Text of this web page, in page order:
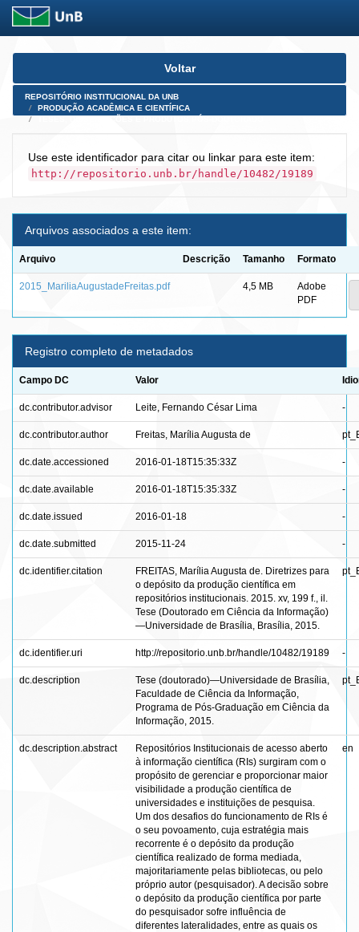
Skip
Voltar
REPOSITÓRIO INSTITUCIONAL DA UNB
PRODUÇÃO ACADÊMICA E CIENTÍFICA
Use este identificador para citar ou linkar para este item:
http://repositorio.unb.br/handle/10482/19189
Arquivos associados a este item:
Arquivo Descrição Tamanho Formato
2015_MariliaAugustadeFreitas.pdf 4,5 MB
Adobe
PDF
Registro completo de metadados
Campo DC Valor
dc.contributor.advisor Leite, Fernando César Lima -
dc.contributor.author Freitas, Marília Augusta de
dc.date.accessioned 2016-01-18T15:35:33Z -
dc.date.available 2016-01-18T15:35:33Z -
dc.date.issued 2016-01-18 -
dc.date.submitted 2015-11-24 -
dc.identifier.citation
FREITAS, Marília Augusta de. Diretrizes para
o depósito da produção científica em
repositórios institucionais. 2015. xv, 199 f., il.
Tese (Doutorado em Ciência da Informação)
—Universidade de Brasília, Brasília, 2015.
dc.identifier.uri http://repositorio.unb.br/handle/10482/19189 -
dc.description
Tese (doutorado)—Universidade de Brasília,
Faculdade de Ciência da Informação,
Programa de Pós-Graduação em Ciência da
Informação, 2015.
dc.description.abstract
Repositórios Institucionais de acesso aberto
à informação científica (RIs) surgiram com o
propósito de gerenciar e proporcionar maior
visibilidade a produção científica de
universidades e instituições de pesquisa.
Um dos desafios do funcionamento de RIs é
o seu povoamento, cuja estratégia mais
recorrente é o depósito da produção
científica realizado de forma mediada,
majoritariamente pelas bibliotecas, ou pelo
próprio autor (pesquisador). A decisão sobre
o depósito da produção científica por parte
do pesquisador sofre influência de
diferentes lateralidades, entre as quais os
en